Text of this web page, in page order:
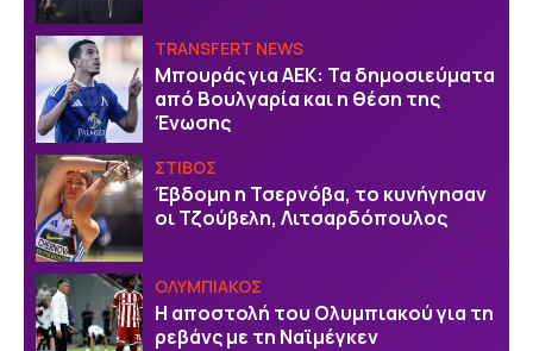
TRANSFERT NEWS
Μπουράς για ΑΕΚ: Τα δημοσιεύματα
από Βουλγαρία και η θέση της
Ένωσης
ΣΤΙΒΟΣ
Έβδομη η Τσερνόβα, το κυνήγησαν
οι Τζούβελη, Λιτσαρδόπουλος
ΟΛΥΜΠΙΑΚΟΣ
Η αποστολή του Ολυμπιακού για τη
ρεβάνς με τη Ναϊμέγκεν